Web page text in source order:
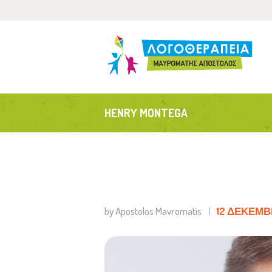
HENRY MONTEGA
by Apostolos Mavromatis 12